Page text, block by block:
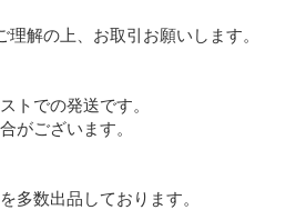
解の上、お取引お願いします。
トでの発送です。
がございます。
多数出品しております。